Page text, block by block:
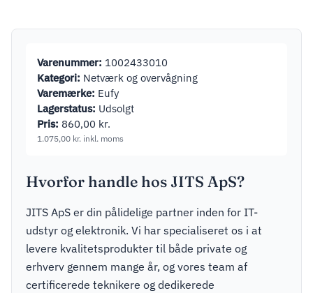
Varenummer: 1002433010
Kategori: Netværk og overvågning
Varemærke: Eufy
Lagerstatus: Udsolgt
Pris: 860,00 kr.
1.075,00 kr. inkl. moms
Hvorfor handle hos JITS ApS?
JITS ApS er din pålidelige partner inden for IT-
udstyr og elektronik. Vi har specialiseret os i at
levere kvalitetsprodukter til både private og
erhverv gennem mange år, og vores team af
certificerede teknikere og dedikerede